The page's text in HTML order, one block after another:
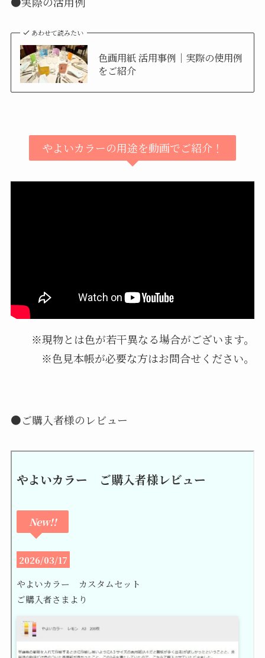
あわせて読みたい
色画用紙 活用事例｜実際の使用例
をご紹介
やよいカラーの用途を動画でご紹介！
※現物とは色が若干異なる場合がございます。
※色見本帳が必要な方はお問合せください。
●ご購入者様のレビュー